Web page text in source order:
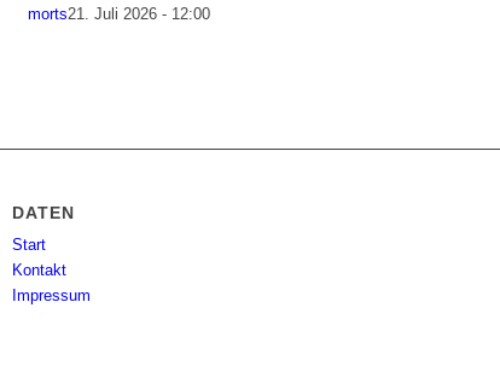
morts21. Juli 2026 - 12:00
DATEN
Start
Kontakt
Impressum